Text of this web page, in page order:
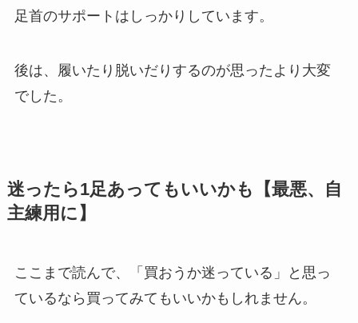
足首のサポートはしっかりしています。
後は、履いたり脱いだりするのが思ったより大変
でした。
迷ったら1足あってもいいかも【最悪、自
主練用に】
ここまで読んで、「買おうか迷っている」と思っ
ているなら買ってみてもいいかもしれません。